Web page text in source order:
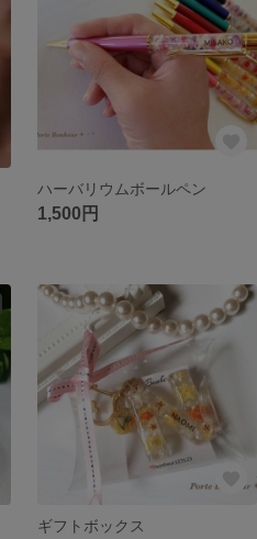
ハーバリウムボールペン
1,500円
ギフトボックス